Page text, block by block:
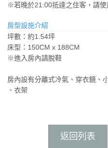
※若晚於21:00抵達之住客，請使
房型設施介紹
坪數：約1.54坪
床型：150CM x 188CM
※進入房內請脫鞋
房內設有分離式冷氣、穿衣鏡、
、衣架
返回列表